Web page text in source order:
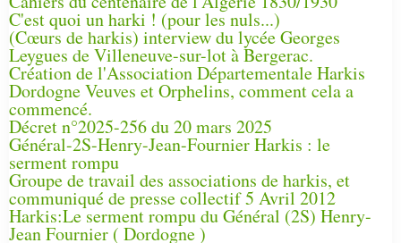
C'est quoi un harki ! (pour les nuls...)
(Cœurs de harkis) interview du lycée Georges
Leygues de Villeneuve-sur-lot à Bergerac.
Création de l'Association Départementale Harkis
Dordogne Veuves et Orphelins, comment cela a
commencé.
Décret n°2025-256 du 20 mars 2025
Général-2S-Henry-Jean-Fournier Harkis : le
serment rompu
Groupe de travail des associations de harkis, et
communiqué de presse collectif 5 Avril 2012
Harkis:Le serment rompu du Général (2S) Henry-
Jean Fournier ( Dordogne )